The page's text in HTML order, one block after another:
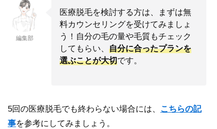
編集部
医療脱毛を検討する方は、まずは無
料カウンセリングを受けてみましょ
う！自分の毛の量や毛質もチェック
してもらい、 自分に合ったプランを
選ぶことが大切です。
5回の医療脱毛でも終わらない場合には、
こちらの記
事を参考にしてみましょう。